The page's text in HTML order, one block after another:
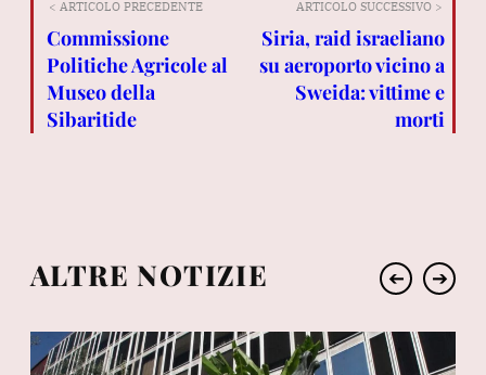
< ARTICOLO PRECEDENTE
Commissione
Politiche Agricole al
Museo della
Sibaritide
ARTICOLO SUCCESSIVO >
Siria, raid israeliano
su aeroporto vicino a
Sweida: vittime e
morti
ALTRE NOTIZIE ➔ ➔